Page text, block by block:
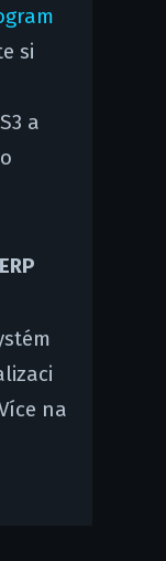
si
a
na